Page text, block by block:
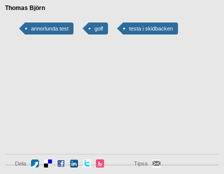
Thomas Björn
annorlunda test golf testa i skidbacken
Dela Tipsa